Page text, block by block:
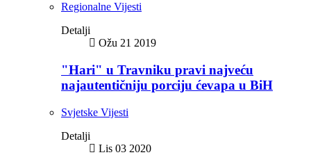
Regionalne Vijesti
Detalji
Ožu 21 2019
"Hari" u Travniku pravi najveću
najautentičniju porciju ćevapa u BiH
Svjetske Vijesti
Detalji
Lis 03 2020